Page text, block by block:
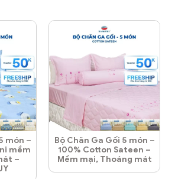
món –
mềm
–
Bộ Chăn Ga Gối 5 món –
100% Cotton Sateen –
Mềm mại, Thoáng mát